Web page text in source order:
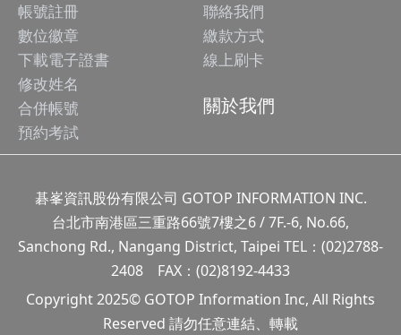
帳號註冊
數位徽章
下載電子證書
修改姓名
合併帳號
預約考試
聯絡我們
繳款方式
線上刷卡
關於我們
碁峯資訊股份有限公司 GOTOP INFORMATION INC.
台北市南港區三重路66號7樓之6 / 7F.-6, No.66,
Sanchong Rd., Nangang District, Taipei TEL：(02)2788-
2408 FAX：(02)8192-4433
Copyright 2025© GOTOP Information Inc, All Rights
Reserved 請勿任意連結、轉載